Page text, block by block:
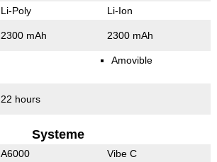
Li-Poly Li-Ion
2300 mAh 2300 mAh
Amovible
22 hours
Systeme
A6000 Vibe C